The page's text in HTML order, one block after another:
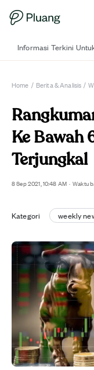
Informasi Terkini
Home / Berita & Analisis /
Ke Bawah
Terjungkal
8 Sep 2021, 10:48 AM · Waktu
Kategori weekly